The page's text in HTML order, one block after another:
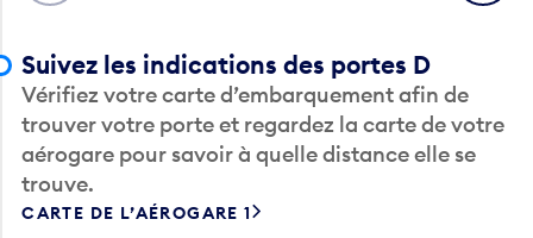
Suivez les indications des portes D
Vérifiez votre carte d’embarquement afin de
trouver votre porte et regardez la carte de votre
aérogare pour savoir à quelle distance elle se
trouve.
CARTE DE L’AÉROGARE 1